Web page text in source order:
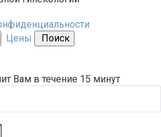
Цены Поиск
Вам в течение 15 минут